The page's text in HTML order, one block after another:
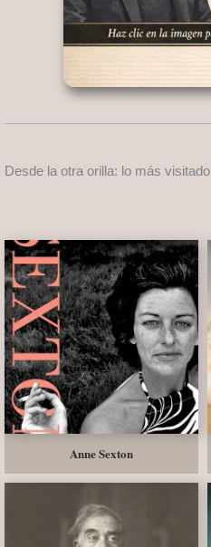
Desde la otra orilla: lo más visitado
Anne Sexton